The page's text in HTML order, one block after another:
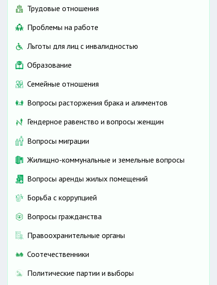
Трудовые отношения
Проблемы на работе
Льготы для лиц с инвалидностью
Образование
Семейные отношения
Вопросы расторжения брака и алиментов
Гендерное равенство и вопросы женщин
Вопросы миграции
Жилищно-коммунальные и земельные вопросы
Вопросы аренды жилых помещений
Борьба с коррупцией
Вопросы гражданства
Правоохранительные органы
Соотечественники
Политические партии и выборы